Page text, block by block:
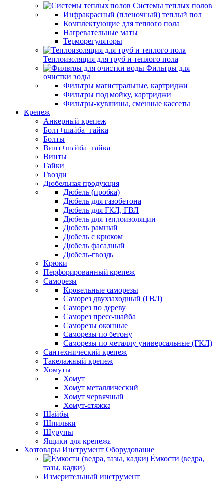
Системы теплых полов
Инфракрасный (пленочный) теплый пол
Комплектующие для теплого пола
Нагревательные маты
Терморегуляторы
Теплоизоляция для труб и теплого пола
Фильтры для
очистки воды
Фильтры магистральные, картриджи
Фильтры под мойку, картриджи
Фильтры-кувшины, сменные кассеты
Крепеж
Анкерный крепеж
Болт+шайба+гайка
Болты
Винт+шайба+гайка
Винты
Гайки
Гвозди
Дюбельная продукция
Дюбель (пробка)
Дюбель для газобетона
Дюбель для ГКЛ, ГВЛ
Дюбель для теплоизоляции
Дюбель рамный
Дюбель с крюком
Дюбель фасадный
Дюбель-гвоздь
Крюки
Перфорированный крепеж
Саморезы
Кровельные саморезы
Саморез двухзаходный (ГВЛ)
Саморез по дереву
Саморез пресс-шайба
Саморезы оконные
Саморезы по бетону
Саморезы по металлу универсальные (ГКЛ)
Сантехнический крепеж
Такелажный крепеж
Хомуты
Хомут
Хомут металлический
Хомут червячный
Хомут-стяжка
Шайбы
Шпильки
Шурупы
Ящики для крепежа
Хозтовары Инструмент Оборудование
Ёмкости (ведра,
тазы, кадки)
Измерительный инструмент